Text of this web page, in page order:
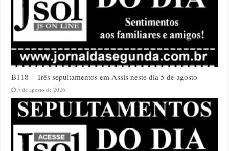
B118 – Três sepultamentos em Assis neste dia 5 de agosto
5 de agosto de 2026